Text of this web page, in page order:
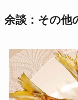
余談：その他